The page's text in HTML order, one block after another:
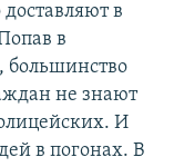
в
в
большинство
не знают
И
в погонах. В